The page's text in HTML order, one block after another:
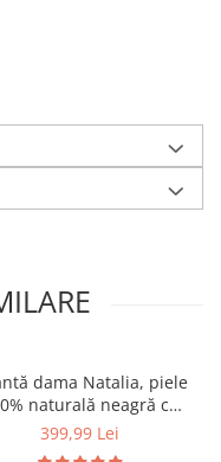
de calitate
dama Natalia, piele
naturală neagră cu
aspect matlasat, lant
argintiu 8001
399,99 Lei